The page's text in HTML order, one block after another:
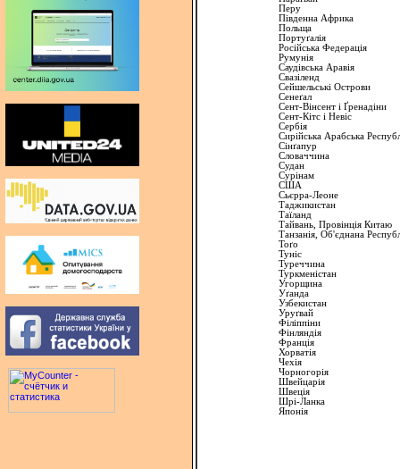
Перу
ПiвденнаАфрика
Польща
Портуґалiя
Росiйська Федерацiя
Румунiя
Саудiвська Аравiя
Свазiленд
Сейшельські Острови
Сенеґал
Сент-Вiнсенті Ґренадiни
Сент-Кiтсі Невiс
Сербія
Сирiйська Арабська
Сiнґапур
Словаччина
Судан
Сурiнам
США
Сьєрра-Леоне
Таджикистан
Таїланд
Тайвань, ПровiнцiяКитаю
Танзанія, Об'єднана
Тоґо
Тунiс
Туреччина
Туркменiстан
Угорщина
Уґанда
Узбекистан
Уруґвай
Фiлiппiни
Фiнляндiя
Францiя
Хорватiя
Чехія
Чорногорія
Швейцарiя
Швецiя
Шрi-Ланка
Японiя